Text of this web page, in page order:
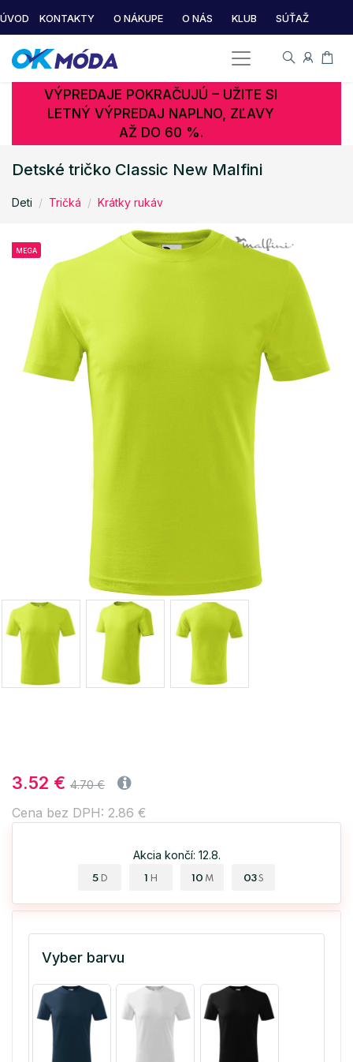
ÚVOD KONTAKTY O NÁKUPE O NÁS KLUB SÚŤAŽ
VÝPREDAJE POKRAČUJÚ – UŽITE SI
LETNÝ VÝPREDAJ NAPLNO, ZĽAVY
AŽ DO 60 %.
Detské tričko Classic New Malfini
Deti Tričká Krátky rukáv
MEGA
3.52 € 4.70 €
Cena bez DPH: 2.86 €
Akcia končí: 12.8.
5 D 1 H 10 M 02 S
Vyber barvu